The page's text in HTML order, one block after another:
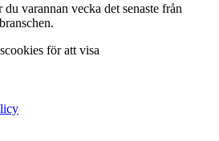
varannan vecka det senaste från
för att visa